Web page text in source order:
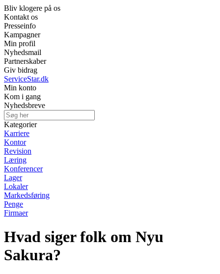
Bliv klogere på os
Kontakt os
Presseinfo
Kampagner
Min profil
Nyhedsmail
Partnerskaber
Giv bidrag
ServiceStar.dk
Min konto
Kom i gang
Nyhedsbreve
Kategorier
Karriere
Kontor
Revision
Læring
Konferencer
Lager
Lokaler
Markedsføring
Penge
Firmaer
Hvad siger folk om Nyu
Sakura?